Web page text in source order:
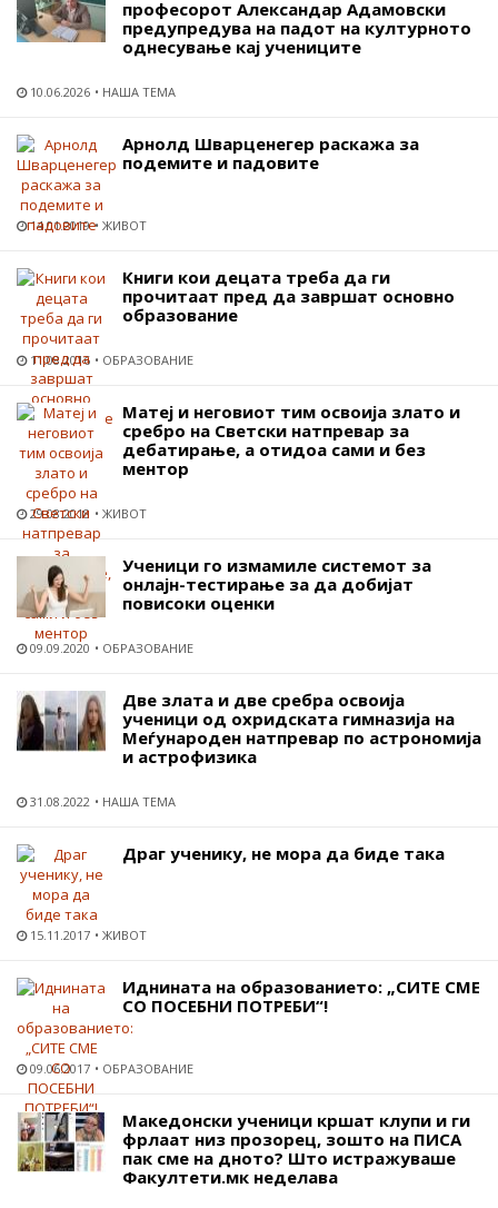
професорот Александар Адамовски
предупредува на падот на културното
однесување кај учениците
10.06.2026 НАША ТЕМА
Арнолд Шварценегер раскажа за
подемите и падовите
14.01.2019 ЖИВОТ
Книги кои децата треба да ги
прочитаат пред да завршат основно
образование
11.08.2016 ОБРАЗОВАНИЕ
Матеј и неговиот тим освоија злато и
сребро на Светски натпревар за
дебатирање, а отидоа сами и без
ментор
29.08.2018 ЖИВОТ
Ученици го измамиле системот за
онлајн-тестирање за да добијат
повисоки оценки
09.09.2020 ОБРАЗОВАНИЕ
Две злата и две сребра освоија
ученици од охридската гимназија на
Меѓународен натпревар по астрономија
и астрофизика
31.08.2022 НАША ТЕМА
Драг ученику, не мора да биде така
15.11.2017 ЖИВОТ
Иднината на образованието: „СИТЕ СМЕ
СО ПОСЕБНИ ПОТРЕБИ“!
09.06.2017 ОБРАЗОВАНИЕ
Македонски ученици кршат клупи и ги
фрлаат низ прозорец, зошто на ПИСА
пак сме на дното? Што истражуваше
Факултети.мк неделава